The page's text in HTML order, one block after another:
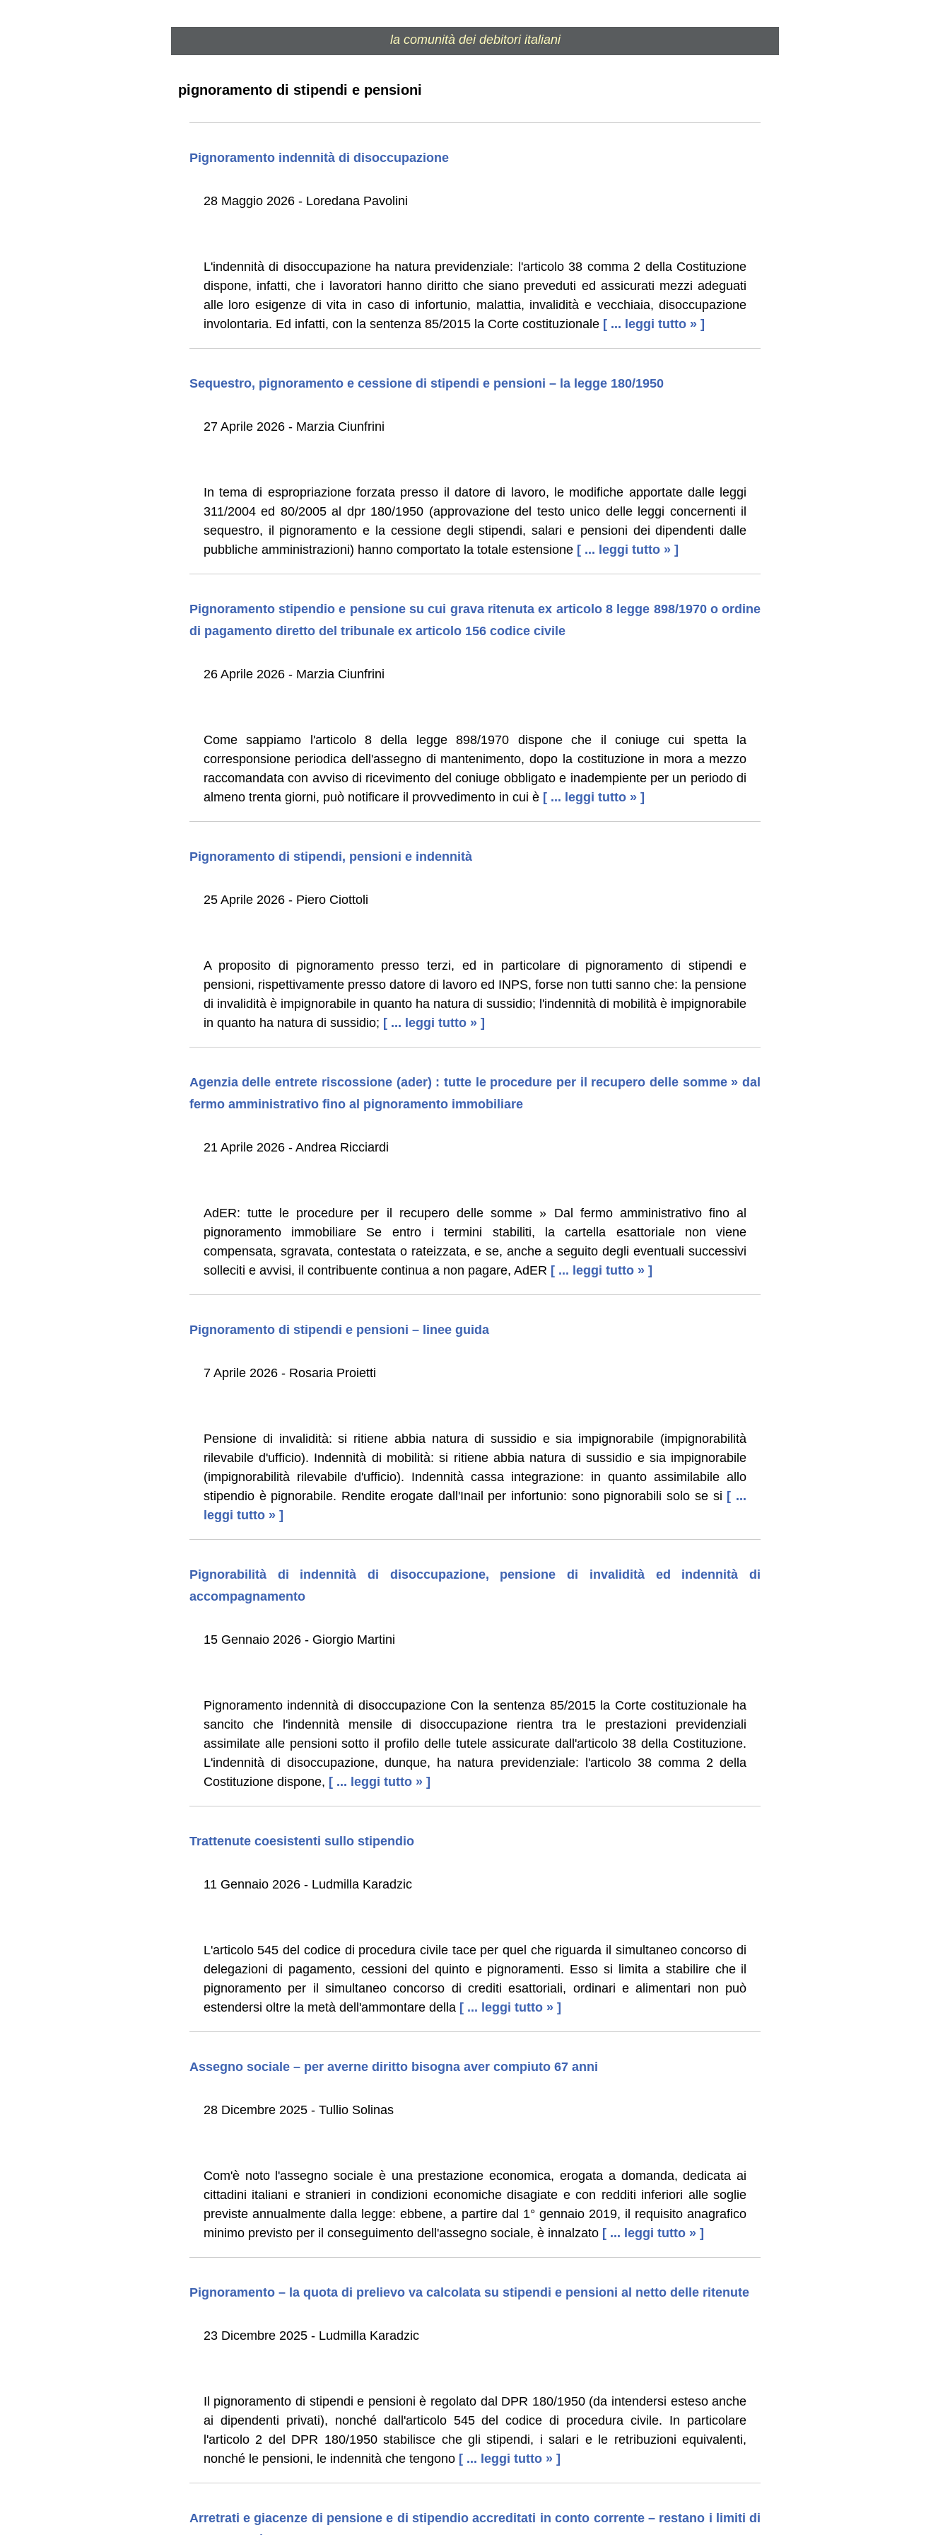
la comunità dei debitori italiani
pignoramento di stipendi e pensioni
Pignoramento indennità di disoccupazione
28 Maggio 2026 - Loredana Pavolini
L'indennità di disoccupazione ha natura previdenziale: l'articolo 38 comma 2 della Costituzione
dispone, infatti, che i lavoratori hanno diritto che siano preveduti ed assicurati mezzi adeguati
alle loro esigenze di vita in caso di infortunio, malattia, invalidità e vecchiaia, disoccupazione
involontaria. Ed infatti, con la sentenza 85/2015 la Corte costituzionale [ ... leggi tutto » ]
Sequestro, pignoramento e cessione di stipendi e pensioni – la legge 180/1950
27 Aprile 2026 - Marzia Ciunfrini
In tema di espropriazione forzata presso il datore di lavoro, le modifiche apportate dalle leggi
311/2004 ed 80/2005 al dpr 180/1950 (approvazione del testo unico delle leggi concernenti il
sequestro, il pignoramento e la cessione degli stipendi, salari e pensioni dei dipendenti dalle
pubbliche amministrazioni) hanno comportato la totale estensione [ ... leggi tutto » ]
Pignoramento stipendio e pensione su cui grava ritenuta ex articolo 8 legge 898/1970 o ordine
di pagamento diretto del tribunale ex articolo 156 codice civile
26 Aprile 2026 - Marzia Ciunfrini
Come sappiamo l'articolo 8 della legge 898/1970 dispone che il coniuge cui spetta la
corresponsione periodica dell'assegno di mantenimento, dopo la costituzione in mora a mezzo
raccomandata con avviso di ricevimento del coniuge obbligato e inadempiente per un periodo di
almeno trenta giorni, può notificare il provvedimento in cui è [ ... leggi tutto » ]
Pignoramento di stipendi, pensioni e indennità
25 Aprile 2026 - Piero Ciottoli
A proposito di pignoramento presso terzi, ed in particolare di pignoramento di stipendi e
pensioni, rispettivamente presso datore di lavoro ed INPS, forse non tutti sanno che: la pensione
di invalidità è impignorabile in quanto ha natura di sussidio; l'indennità di mobilità è impignorabile
in quanto ha natura di sussidio; [ ... leggi tutto » ]
Agenzia delle entrete riscossione (ader) : tutte le procedure per il recupero delle somme » dal
fermo amministrativo fino al pignoramento immobiliare
21 Aprile 2026 - Andrea Ricciardi
AdER: tutte le procedure per il recupero delle somme » Dal fermo amministrativo fino al
pignoramento immobiliare Se entro i termini stabiliti, la cartella esattoriale non viene
compensata, sgravata, contestata o rateizzata, e se, anche a seguito degli eventuali successivi
solleciti e avvisi, il contribuente continua a non pagare, AdER [ ... leggi tutto » ]
Pignoramento di stipendi e pensioni – linee guida
7 Aprile 2026 - Rosaria Proietti
Pensione di invalidità: si ritiene abbia natura di sussidio e sia impignorabile (impignorabilità
rilevabile d'ufficio). Indennità di mobilità: si ritiene abbia natura di sussidio e sia impignorabile
(impignorabilità rilevabile d'ufficio). Indennità cassa integrazione: in quanto assimilabile allo
stipendio è pignorabile. Rendite erogate dall'Inail per infortunio: sono pignorabili solo se si [ ...
leggi tutto » ]
Pignorabilità di indennità di disoccupazione, pensione di invalidità ed indennità di
accompagnamento
15 Gennaio 2026 - Giorgio Martini
Pignoramento indennità di disoccupazione Con la sentenza 85/2015 la Corte costituzionale ha
sancito che l'indennità mensile di disoccupazione rientra tra le prestazioni previdenziali
assimilate alle pensioni sotto il profilo delle tutele assicurate dall'articolo 38 della Costituzione.
L'indennità di disoccupazione, dunque, ha natura previdenziale: l'articolo 38 comma 2 della
Costituzione dispone, [ ... leggi tutto » ]
Trattenute coesistenti sullo stipendio
11 Gennaio 2026 - Ludmilla Karadzic
L'articolo 545 del codice di procedura civile tace per quel che riguarda il simultaneo concorso di
delegazioni di pagamento, cessioni del quinto e pignoramenti. Esso si limita a stabilire che il
pignoramento per il simultaneo concorso di crediti esattoriali, ordinari e alimentari non può
estendersi oltre la metà dell'ammontare della [ ... leggi tutto » ]
Assegno sociale – per averne diritto bisogna aver compiuto 67 anni
28 Dicembre 2025 - Tullio Solinas
Com'è noto l'assegno sociale è una prestazione economica, erogata a domanda, dedicata ai
cittadini italiani e stranieri in condizioni economiche disagiate e con redditi inferiori alle soglie
previste annualmente dalla legge: ebbene, a partire dal 1° gennaio 2019, il requisito anagrafico
minimo previsto per il conseguimento dell'assegno sociale, è innalzato [ ... leggi tutto » ]
Pignoramento – la quota di prelievo va calcolata su stipendi e pensioni al netto delle ritenute
23 Dicembre 2025 - Ludmilla Karadzic
Il pignoramento di stipendi e pensioni è regolato dal DPR 180/1950 (da intendersi esteso anche
ai dipendenti privati), nonché dall'articolo 545 del codice di procedura civile. In particolare
l'articolo 2 del DPR 180/1950 stabilisce che gli stipendi, i salari e le retribuzioni equivalenti,
nonché le pensioni, le indennità che tengono [ ... leggi tutto » ]
Arretrati e giacenze di pensione e di stipendio accreditati in conto corrente – restano i limiti di